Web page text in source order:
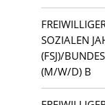
Caputh
Forst
Frankfurt
Produktion
Sonstige
SOZIALEN
(FSJ)/
(M/W/D) B